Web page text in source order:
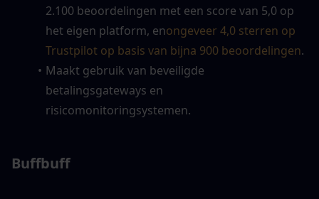
2.100 beoordelingen met een score van 5,0 op
het eigen platform, enongeveer 4,0 sterren op
Trustpilot op basis van bijna 900 beoordelingen.
Maakt gebruik van beveiligde
betalingsgateways en
risicomonitoringsystemen.
Buffbuff